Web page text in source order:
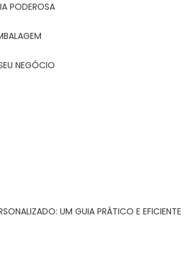
PODEROSA
NEGÓCIO
UM GUIA PRÁTICO E EFICIENTE